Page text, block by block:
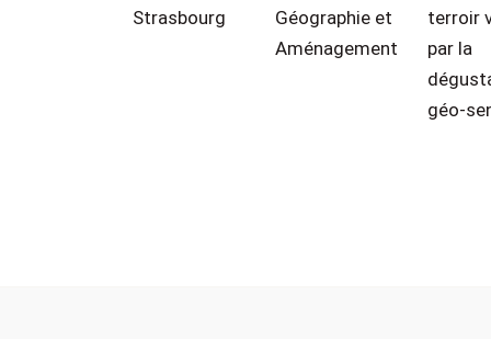
Strasbourg
Géographie et
Aménagement
terroir
par la
géo-